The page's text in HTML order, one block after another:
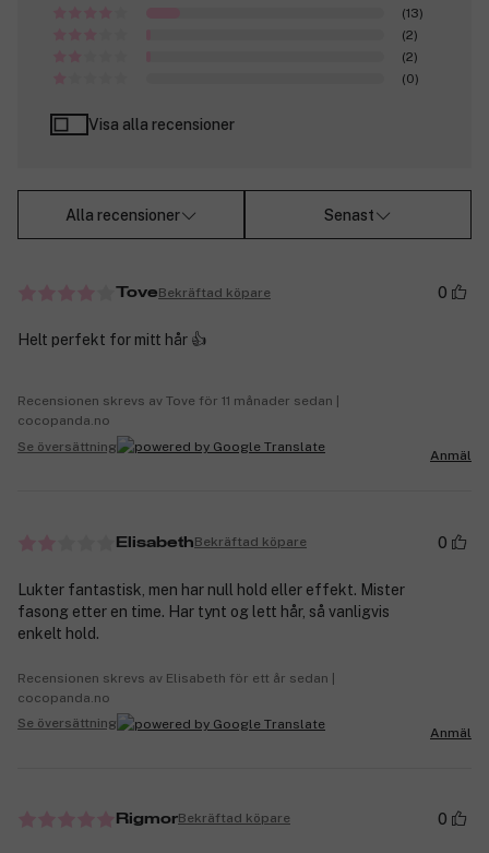
(13)
(2)
(2)
(0)
Visa alla recensioner
Alla recensioner Senast
ToveBekräftad köpare 0
Helt perfekt for mitt hår 👍
Recensionen skrevs av Tove för 11 månader sedan |
cocopanda.no
Se översättning
Anmäl
ElisabethBekräftad köpare 0
Lukter fantastisk, men har null hold eller effekt. Mister
fasong etter en time. Har tynt og lett hår, så vanligvis
enkelt hold.
Recensionen skrevs av Elisabeth för ett år sedan |
cocopanda.no
Se översättning
Anmäl
RigmorBekräftad köpare 0